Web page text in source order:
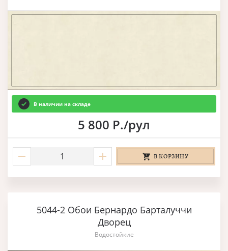
В наличии на складе
5 800 Р./рул
В КОРЗИНУ
5044-2 Обои Бернардо Барталуччи
Дворец
Водостойкие